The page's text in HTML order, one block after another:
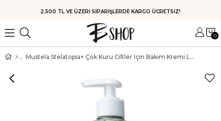
2.500 TL VE ÜZERİ SİPARİŞLERDE KARGO ÜCRETSİZ!
0
Mustela Stelatopia+ Çok Kuru Ciltler İçin Bakım Kremi Lipid Replenishing Cream 300 ml